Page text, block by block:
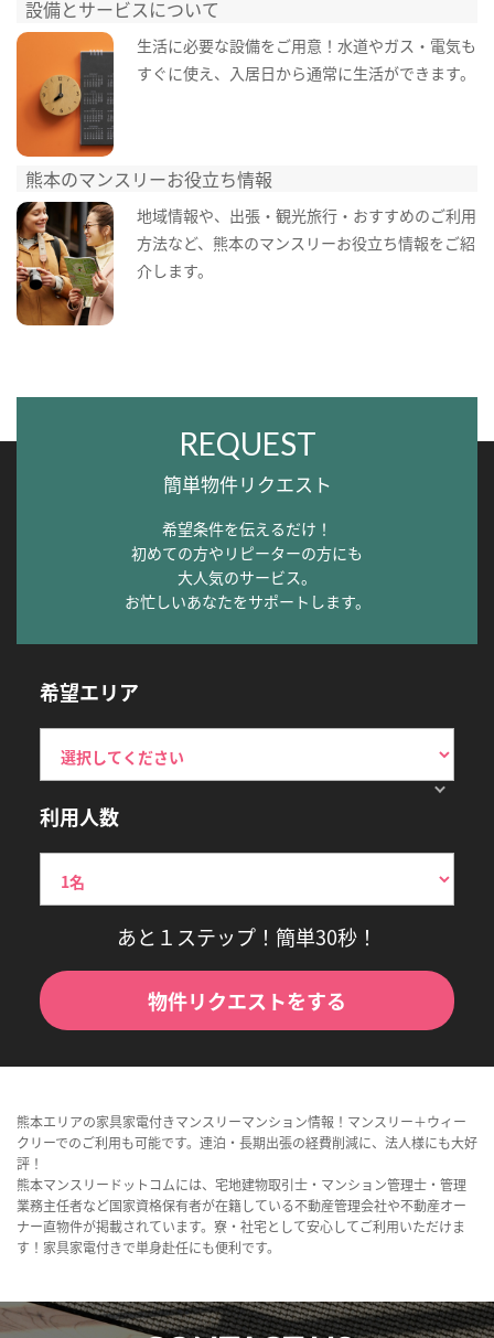
設備とサービスについて
生活に必要な設備をご用意！水道やガス・電気も
すぐに使え、入居日から通常に生活ができます。
熊本のマンスリーお役立ち情報
地域情報や、出張・観光旅行・おすすめのご利用
方法など、熊本のマンスリーお役立ち情報をご紹
介します。
REQUEST
簡単物件リクエスト
希望条件を伝えるだけ！
初めての方やリピーターの方にも
大人気のサービス。
お忙しいあなたをサポートします。
希望エリア
利用人数
あと１ステップ！簡単30秒！
物件リクエストをする
熊本エリアの家具家電付きマンスリーマンション情報！マンスリー＋ウィー
クリーでのご利用も可能です。連泊・長期出張の経費削減に、法人様にも大好
評！
熊本マンスリードットコムには、宅地建物取引士・マンション管理士・管理
業務主任者など国家資格保有者が在籍している不動産管理会社や不動産オー
ナー直物件が掲載されています。寮・社宅として安心してご利用いただけま
す！家具家電付きで単身赴任にも便利です。